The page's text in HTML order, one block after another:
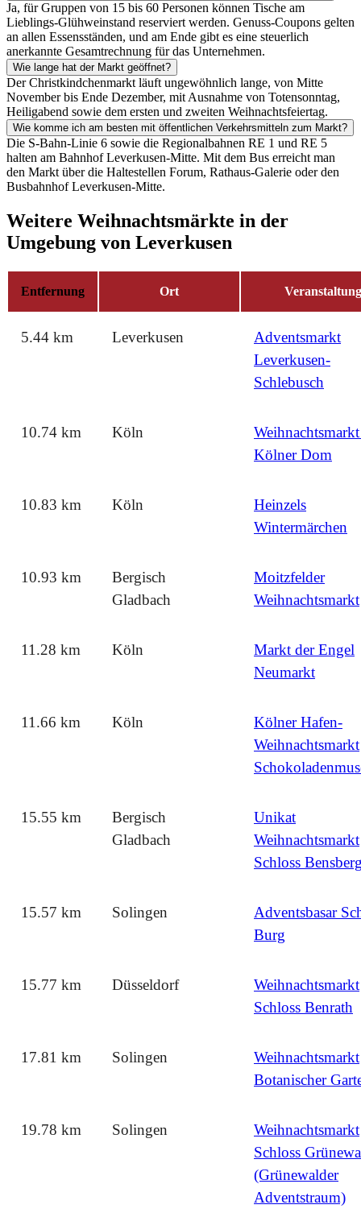
Ja, für Gruppen von 15 bis 60 Personen können Tische am
Lieblings-Glühweinstand reserviert werden. Genuss-Coupons gelten
an allen Essensständen, und am Ende gibt es eine steuerlich
anerkannte Gesamtrechnung für das Unternehmen.
Wie lange hat der Markt geöffnet?
Der Christkindchenmarkt läuft ungewöhnlich lange, von Mitte
November bis Ende Dezember, mit Ausnahme von Totensonntag,
Heiligabend sowie dem ersten und zweiten Weihnachtsfeiertag.
Wie komme ich am besten mit öffentlichen Verkehrsmitteln zum Markt?
Die S-Bahn-Linie 6 sowie die Regionalbahnen RE 1 und RE 5
halten am Bahnhof Leverkusen-Mitte. Mit dem Bus erreicht man
den Markt über die Haltestellen Forum, Rathaus-Galerie oder den
Busbahnhof Leverkusen-Mitte.
Weitere Weihnachtsmärkte in der
Umgebung von Leverkusen
Entfernung Ort Veranstaltung
5.44 km Leverkusen
Adventsmarkt
Leverkusen-
Schlebusch
10.74 km Köln
Kölner Dom
10.83 km Köln
Heinzels
Wintermärchen
10.93 km
Bergisch
Gladbach
Moitzfelder
Weihnachtsmarkt
11.28 km Köln
Markt der Engel
Neumarkt
11.66 km Köln
Kölner Hafen-
Weihnachtsmarkt
15.55 km
Bergisch
Gladbach
Unikat
Weihnachtsmarkt
Schloss
15.57 km Solingen
Adventsbasar
Burg
15.77 km Düsseldorf
Weihnachtsmarkt
Schloss Benrath
17.81 km Solingen
Weihnachtsmarkt
Botanischer
19.78 km Solingen
Weihnachtsmarkt
Schloss
(Grünewalder
Adventstraum)